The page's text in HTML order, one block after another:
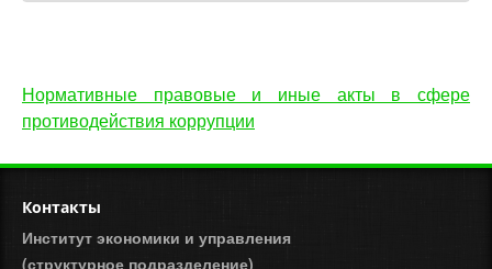
Нормативные правовые и иные акты в сфере
противодействия коррупции
Контакты
Институт экономики и управления
(структурное подразделение)